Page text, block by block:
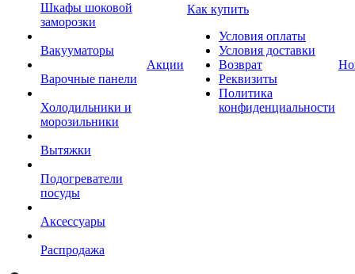
Шкафы шоковой
заморозки
Вакууматоры
Варочные панели
Холодильники и
морозильники
Вытяжки
Подогреватели
посуды
Аксессуары
Распродажа
Акции
Как купить
Условия оплаты
Условия доставки
Возврат
Реквизиты
Политика
конфиденциальности